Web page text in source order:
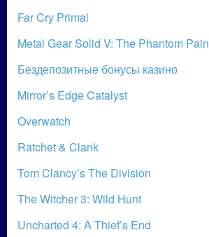
Far Cry Primal
Metal Gear Solid V: The Phantom Pain
Бездепозитные бонусы казино
Mirror’s Edge Catalyst
Overwatch
Ratchet & Clank
Tom Clancy’s The Division
The Witcher 3: Wild Hunt
Uncharted 4: A Thief’s End